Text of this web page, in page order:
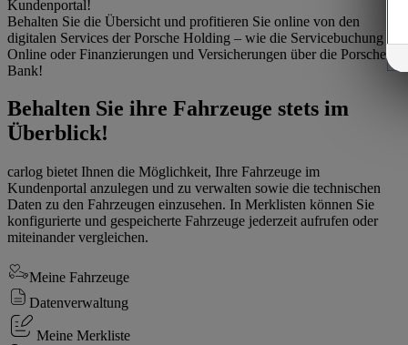
Kundenportal!
Behalten Sie die Übersicht und profitieren Sie online von den
digitalen Services der Porsche Holding – wie die Servicebuchung
Online oder Finanzierungen und Versicherungen über die Porsche
Bank!
Behalten Sie ihre Fahrzeuge stets im
Überblick!
carlog bietet Ihnen die Möglichkeit, Ihre Fahrzeuge im
Kundenportal anzulegen und zu verwalten sowie die technischen
Daten zu den Fahrzeugen einzusehen. In Merklisten können Sie
konfigurierte und gespeicherte Fahrzeuge jederzeit aufrufen oder
miteinander vergleichen.
Meine Fahrzeuge
Datenverwaltung
Meine Merkliste